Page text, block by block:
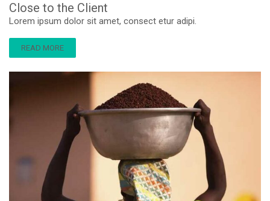
Close to the Client
Lorem ipsum dolor sit amet, consect etur adipi.
READ MORE